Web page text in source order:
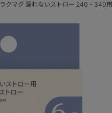
ラクマグ 漏れないストロー 240・340